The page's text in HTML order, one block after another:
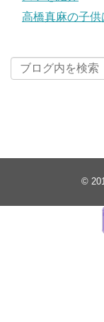
高橋真麻の子
©